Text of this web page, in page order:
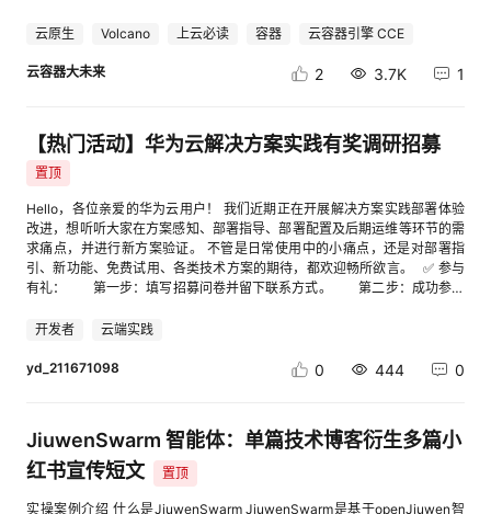
南：cid:link_3[3] 挂载对象存储桶详细指导：cid:link_4
工作负载，以及传输层的流量策略。 cat <<EOF | kubectl apply -f -
metadata: name: deepseek-v4 namespace: default spec: modelName:
networking.serving.volcano.sh/v1alpha1 kind: ModelServer metadata:
name: deepseekv4-pd namespace: default spec: inferenceEngine:
vLLM model: "deepseek_v4" workloadPort: port: 7100 protocol: http
deepseekv4-pd pdGroup: groupKey: "modelserving.volcano.sh/group-
name" prefillLabels: modelserving.volcano.sh/role: prefill decodeLabels:
modelserving.volcano.sh/role: decode trafficPolicy: timeout: "300s"
retry: attempts: 3 retryInterval: "150ms" kvConnector: type: mooncake
EOF 3. 验证部署与测试 完成上述三个 CRD 的部署后，PD分离推理即搭建
curl --location 'http://${ENDPOINT}/v1/chat/completions' \ --header
"messages": [ { "role": "user", "content": "Where is the capital of China?"
务已成功将生成的 KV 缓存通过底层通信层传输给解码服务，分离推理架构
正在按预期高效工作。 ▍结 语 随着各类推理框架对 PD 分离和 KVCache
优化的持续跟进，分布式推理架构的落地标准正在不断提高。Kthena 通过
集成 Mooncake 并结合昇腾 NPU 的硬件级优化，为开发者提供了一个开箱
即用的分布式推理负载编排解决方案，旨在以客观的工程指标提升 LLM 在
打造更加优质、高效的云服务体验。 参与投稿方式 第1步：（已注册并实名
可跳过）华为云账号实名认证，点击这里。（已设置可跳过）登录后设置社
区昵称，点我设置。 第2步：点击报名填写报名问卷，提供信息 第3步：开
启您的云端体验，分享实践案例，点我写帖子。 版块选择“开发者服务->训
及链接地址，请复制：【案例共创】【第12期】基于华为云AI Shell完成云
资源管理、云服务运维和应用部署 【如您在体验中有任何产品问题，如发现
任何体验不友好、产品Bug、文档页面错漏等情况，欢迎通过云声平台反馈
给我们，还有机会领取云声专属礼品！活动相关咨询可以扫码添加文末开发
者社区小助手】 Ø产品介绍 AI Shell：智能 AI 命令行工具，一键快速拉起
专属云端作业环境，预置AI CLI、精选华为云资源管理最佳实践等技能，无
需复杂配置，开箱即用。容器运行环境免费使用，搭载多款预置大模型，轻
松开展各类云上作业。 Ø适用场景 云资源管理：依托自然语言对话下达指
效。 云服务运维：CES 告警自动化技能，支持批量管理告警、配置通知与
监控，自带模板，适配 ECS 批量告警、多环境运维场景。 最佳实践：根据
您的需求自动规划最佳云资源使用实践，如需云上部署简易WEB应用，输入
请求，自动规划列出最佳资源购买建议。 Ø 应用构建要求 开发者可结合自
服务运维 应用部署 Ø 文档案例模版参考： 注意：如通过已有代码进行应用
部署，则应用代码要上传GitCode，案例中要给出GitCode代码地址。 1、
案例名称：探索智能 Shell 交互新范式 详解 AI Shell 完整用法 cid:link_0 案
例介绍：本案例主要介绍AI Shell的基础使用，轻松实现云资源管理、云服
云原生 Volcano 上云必读 容器 云容器引擎 CCE
云容器大未来 2 3.7K 1
【热门活动】华为云解决方案实践有奖调研招募
置顶
Hello，各位亲爱的华为云用户！ 我们近期正在开展解决方案实践部署体验
改进，想听听大家在方案感知、部署指导、部署配置及后期运维等环节的需
求痛点，并进行新方案验证。 不管是日常使用中的小痛点，还是对部署指
引、新功能、免费试用、各类技术方案的期待，都欢迎畅所欲言。 ✅ 参与
有礼： 第一步：填写招募问卷并留下联系方式。 第二步：成功参与
部署过华为云解决方案实践的用户。华为云解决方案实践戳这里cid:link_1 ✅
募问卷：①点击链接 ②扫码下方二维码 [进入帖子详情页查看图片]
开发者 云端实践
yd_211671098 0 444 0
JiuwenSwarm 智能体：单篇技术博客衍生多篇小
红书宣传短文
置顶
实操案例介绍 什么是JiuwenSwarm JiuwenSwarm是基于openJiuwen智